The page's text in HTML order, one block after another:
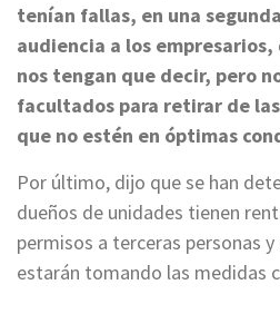
tenían fallas, en una
audiencia a los
nos tengan que decir, pero
facultados para retirar de
que no estén en óptimas
Por último, dijo que se han
dueños de unidades tienen
permisos a terceras personas
estarán tomando las medidas